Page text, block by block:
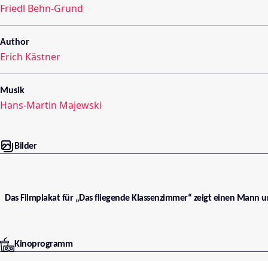
Friedl Behn-Grund
Author
Erich Kästner
Musik
Hans-Martin Majewski
Bilder
Das Filmplakat für „Das fliegende Klassenzimmer“ zeigt einen Mann
Kinoprogramm